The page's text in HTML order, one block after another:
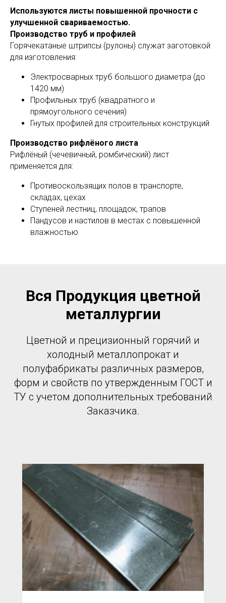
Используются листы повышенной прочности с
улучшенной свариваемостью.
Производство труб и профилей
Горячекатаные штрипсы (рулоны) служат заготовкой
для изготовления:
Электросварных труб большого диаметра (до
1420 мм)
Профильных труб (квадратного и
прямоугольного сечения)
Гнутых профилей для строительных конструкций
Производство рифлёного листа
Рифлёный (чечевичный, ромбический) лист
применяется для:
Противоскользящих полов в транспорте,
складах, цехах
Ступеней лестниц, площадок, трапов
Пандусов и настилов в местах с повышенной
влажностью
Вся Продукция цветной
металлургии
Цветной и прецизионный горячий и
холодный металлопрокат и
полуфабрикаты различных размеров,
форм и свойств по утвержденным ГОСТ и
ТУ с учетом дополнительных требований
Заказчика.